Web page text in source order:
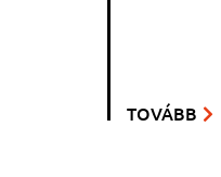
TOVÁBB